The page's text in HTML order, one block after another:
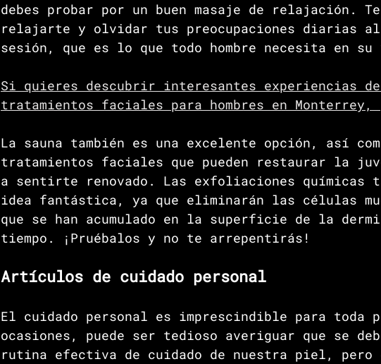
debes probar por un buen masaje de relajación.
relajarte y olvidar tus preocupaciones diarias al
sesión, que es lo que todo hombre necesita en
Si quieres descubrir interesantes experiencias de
tratamientos faciales para hombres en Monterrey,
La sauna también es una excelente opción, así
tratamientos faciales que pueden restaurar la
a sentirte renovado. Las exfoliaciones químicas
idea fantástica, ya que eliminarán las células
que se han acumulado en la superficie de la
tiempo. ¡Pruébalos y no te arrepentirás!
Artículos de cuidado personal
El cuidado personal es imprescindible para toda
ocasiones, puede ser tedioso averiguar que se
rutina efectiva de cuidado de nuestra piel, pero